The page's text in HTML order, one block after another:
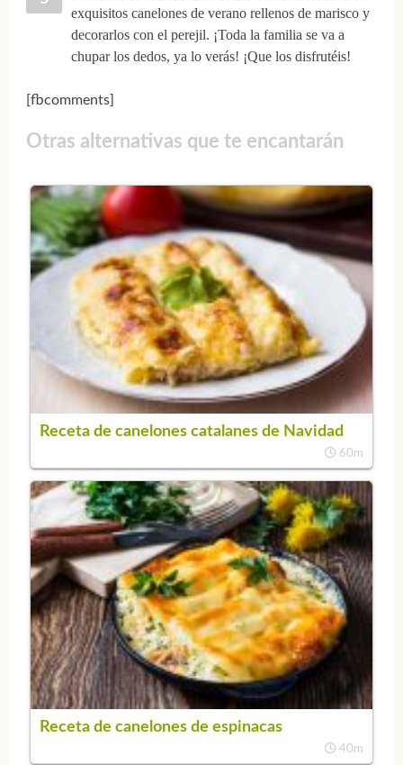
exquisitos canelones de verano rellenos de marisco y
decorarlos con el perejil. ¡Toda la familia se va a
chupar los dedos, ya lo verás! ¡Que los disfrutéis!
[fbcomments]
Otras alternativas que te encantarán
Receta de canelones catalanes de Navidad
60m
Receta de canelones de espinacas
40m